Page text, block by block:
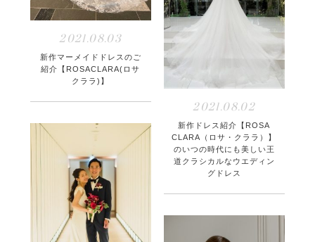
2021.08.03
新作マーメイドドレスのご
紹介【ROSACLARA(ロサ
クララ)】
2021.08.02
新作ドレス紹介【ROSA
CLARA（ロサ・クララ）】
のいつの時代にも美しい王
道クラシカルなウエディン
グドレス